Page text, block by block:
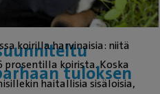
tuloksen
koirilla harvinaisia: niitä
koirista. Koska
haitallisia sisäloisia,